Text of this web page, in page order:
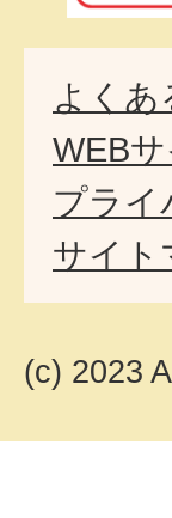
よくあ
WEB
プライ
サイト
(c) 2023